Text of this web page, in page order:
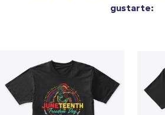
gustarte: